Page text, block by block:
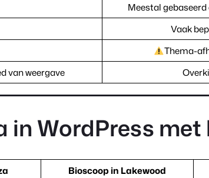
Meestal
Vaak
Thema-
van weergave
WordPress
Bioscoop in Lakewood